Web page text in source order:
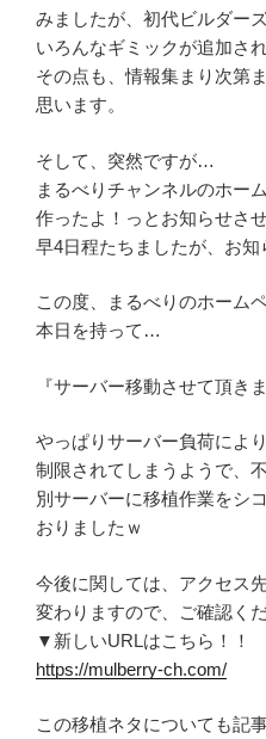
みましたが、初代ビルダー
いろんなギミックが追加さ
その点も、情報集まり次第
思います。
そして、突然ですが…
まるべりチャンネルのホー
作ったよ！っとお知らせさ
早4日程たちましたが、お
この度、まるべりのホーム
本日を持って…
『サーバー移動させて頂き
やっぱりサーバー負荷によ
制限されてしまうようで、
別サーバーに移植作業をシ
おりましたｗ
今後に関しては、アクセス
変わりますので、ご確認く
▼新しいURLはこちら！！
https://mulberry-ch.com/
この移植ネタについても記